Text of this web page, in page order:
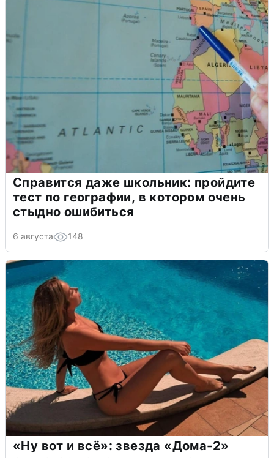
Справится даже школьник: пройдите
тест по географии, в котором очень
стыдно ошибиться
6 августа 148
«Ну вот и всё»: звезда «Дома-2»